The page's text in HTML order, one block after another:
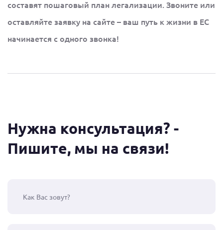
составят пошаговый план легализации. Звоните или
оставляйте заявку на сайте – ваш путь к жизни в ЕС
начинается с одного звонка!
Нужна консультация? -
Пишите, мы на связи!